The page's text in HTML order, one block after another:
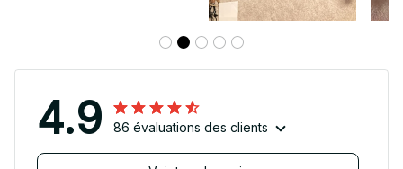
4.9 86 évaluations des clients